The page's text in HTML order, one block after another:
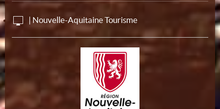
| Nouvelle-Aquitaine Tourisme